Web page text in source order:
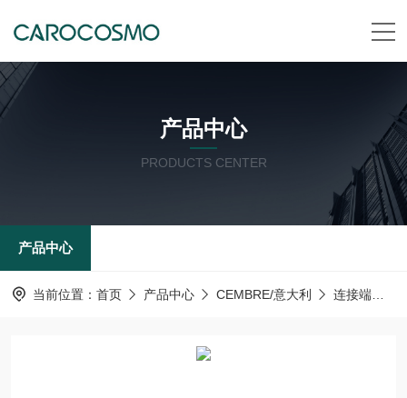
产品中心
PRODUCTS CENTER
产品中心
当前位置： 首页 产品中心 CEMBRE/意大利 连接端子